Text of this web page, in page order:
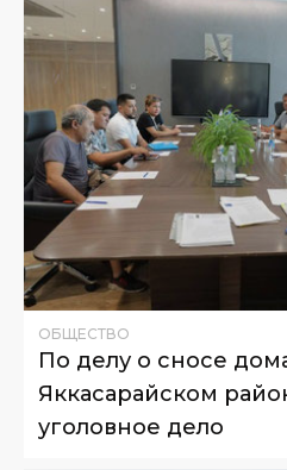
ОБЩЕСТВО
По делу о сносе
Яккасарайском
уголовное дело